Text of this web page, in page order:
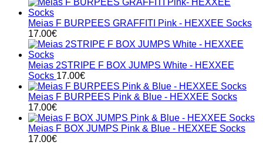
Meias F BURPEES GRAFFITI Pink - HEXXEE Socks
17.00€
Meias 2STRIPE F BOX JUMPS White - HEXXEE
Socks 17.00€
Meias F BURPEES Pink & Blue - HEXXEE Socks
17.00€
Meias F BOX JUMPS Pink & Blue - HEXXEE Socks
17.00€